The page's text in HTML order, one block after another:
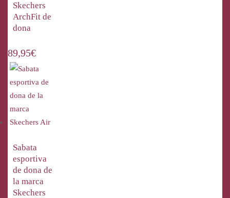
Skechers
ArchFit de
dona
89,95€
Sabata
esportiva
de dona de
la marca
Skechers